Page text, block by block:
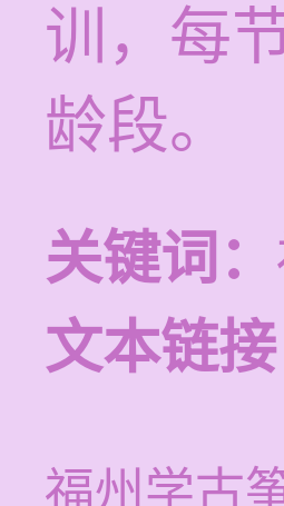
训，每
龄段。
关键词：
文本链接
福州学古